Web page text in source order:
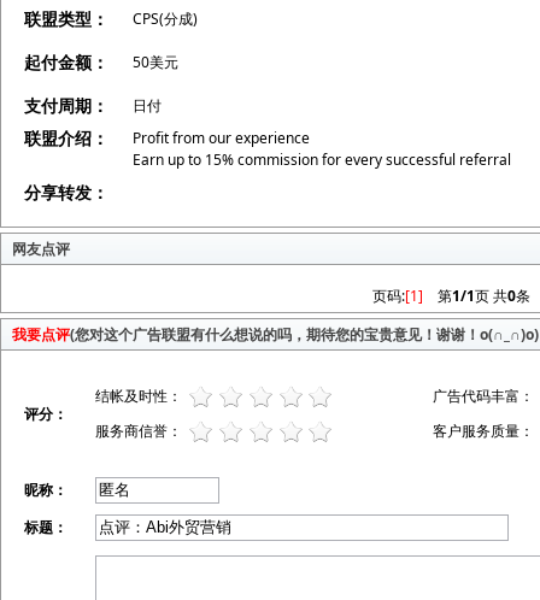
联盟类型：
CPS(分成)
起付金额： 50美元
支付周期： 日付
联盟介绍：
Profit from our experience
Earn up to 15% commission for every successful referral
分享转发：
网友点评
页码:[1] 第1/1页 共0条
我要点评(您对这个广告联盟有什么想说的吗，期待您的宝贵意见！谢谢！o(∩_∩)o)
评分：
结帐及时性：
广告代码丰富：
服务商信誉：
客户服务质量：
昵称：
标题：